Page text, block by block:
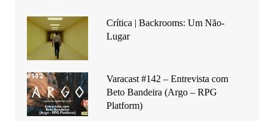
Crítica | Backrooms: Um Não-
Lugar
Varacast #142 – Entrevista com
Beto Bandeira (Argo – RPG
Platform)